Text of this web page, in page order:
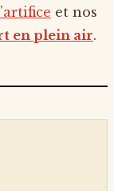
et nos
en plein air.